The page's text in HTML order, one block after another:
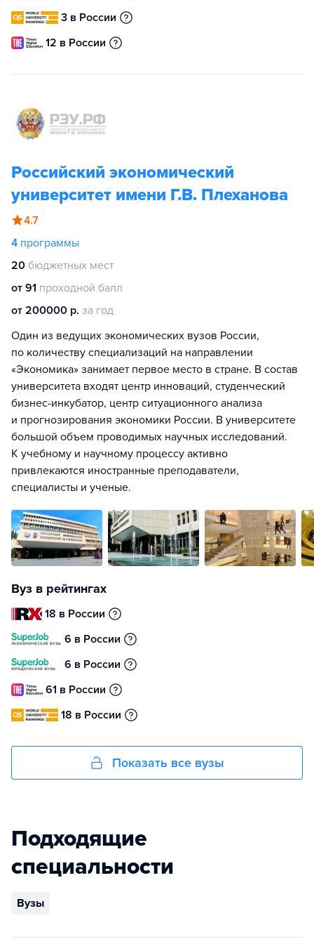
3 в России
12 в России
Российский экономический
университет имени Г.В. Плеханова
4.7
4 программы
20 бюджетных мест
от 91 проходной балл
от 200000 р. за год
Один из ведущих экономических вузов России,
по количеству специализаций на направлении
«Экономика» занимает первое место в стране. В состав
университета входят центр инноваций, студенческий
бизнес-инкубатор, центр ситуационного анализа
и прогнозирования экономики России. В университете
большой объем проводимых научных исследований.
К учебному и научному процессу активно
привлекаются иностранные преподаватели,
специалисты и ученые.
Вуз в рейтингах
18 в России
6 в России
6 в России
61 в России
18 в России
Показать все вузы
Подходящие
специальности
Вузы